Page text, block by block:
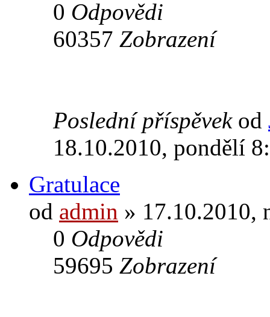
0 Odpovědi
60357 Zobrazení
Poslední příspěvek od
18.10.2010, pondělí
Gratulace
od admin » 17.10.2010,
0 Odpovědi
59695 Zobrazení